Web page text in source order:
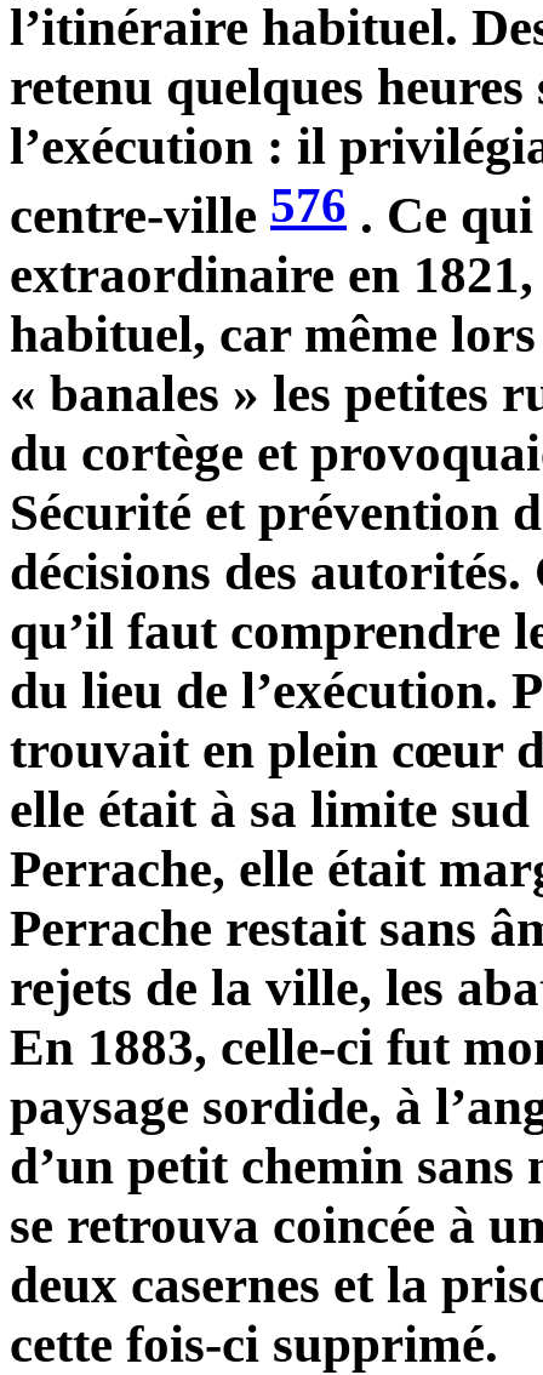
l’itinéraire habituel.
retenu quelques
l’exécution : il
centre-ville 576 . Ce
extraordinaire en
habituel, car même
« banales » les petites
du cortège et
Sécurité et prévention
décisions des autorités.
qu’il faut comprendre
du lieu de l’exécution.
trouvait en plein cœur
elle était à sa limite
Perrache, elle était
Perrache restait sans
rejets de la ville, les
En 1883, celle-ci fut
paysage sordide, à
d’un petit chemin sans
se retrouva coincée à
deux casernes et la
cette fois-ci supprimé.